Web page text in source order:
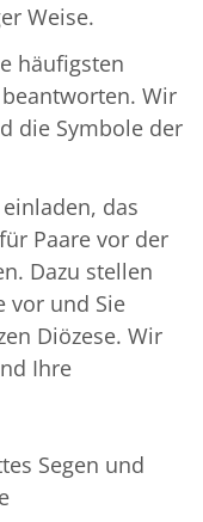
Weise.
häufigsten
Wir
die Symbole der
das
Paare vor der
Dazu stellen
vor und Sie
Diözese. Wir
Ihre
Segen und